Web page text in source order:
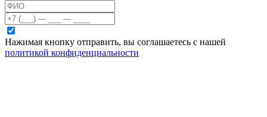
Нажимая кнопку отправить, вы соглашаетесь с нашей
политикой конфиденциальности